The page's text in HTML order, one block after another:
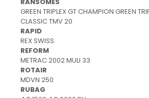
GREEN TRIPLEX GT CHAMPION GREEN
CLASSIC TMV 20
RAPID
REX SWISS
REFORM
METRAC 2002 MULI 33
ROTAIR
MDVN 250
RUBAG